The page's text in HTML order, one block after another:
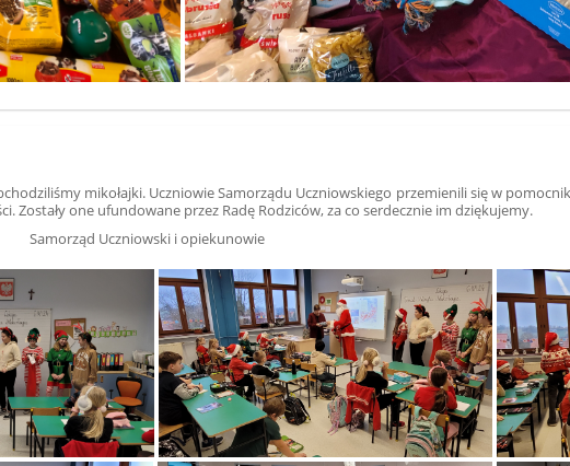
mikołajki. Uczniowie Samorządu Uczniowskiego przemienili się w
Zostały one ufundowane przez Radę Rodziców, za co serdecznie im dziękujemy.
i opiekunowie